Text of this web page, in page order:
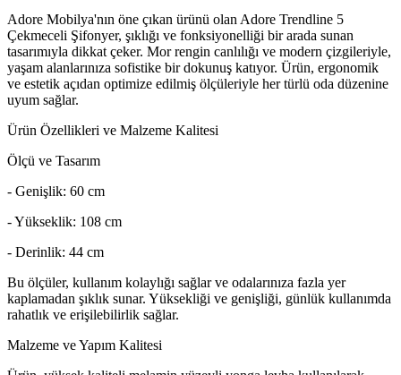
Adore Mobilya'nın öne çıkan ürünü olan Adore Trendline 5
Çekmeceli Şifonyer, şıklığı ve fonksiyonelliği bir arada sunan
tasarımıyla dikkat çeker. Mor rengin canlılığı ve modern çizgileriyle,
yaşam alanlarınıza sofistike bir dokunuş katıyor. Ürün, ergonomik
ve estetik açıdan optimize edilmiş ölçüleriyle her türlü oda düzenine
uyum sağlar.
Ürün Özellikleri ve Malzeme Kalitesi
Ölçü ve Tasarım
- Genişlik: 60 cm
- Yükseklik: 108 cm
- Derinlik: 44 cm
Bu ölçüler, kullanım kolaylığı sağlar ve odalarınıza fazla yer
kaplamadan şıklık sunar. Yüksekliği ve genişliği, günlük kullanımda
rahatlık ve erişilebilirlik sağlar.
Malzeme ve Yapım Kalitesi